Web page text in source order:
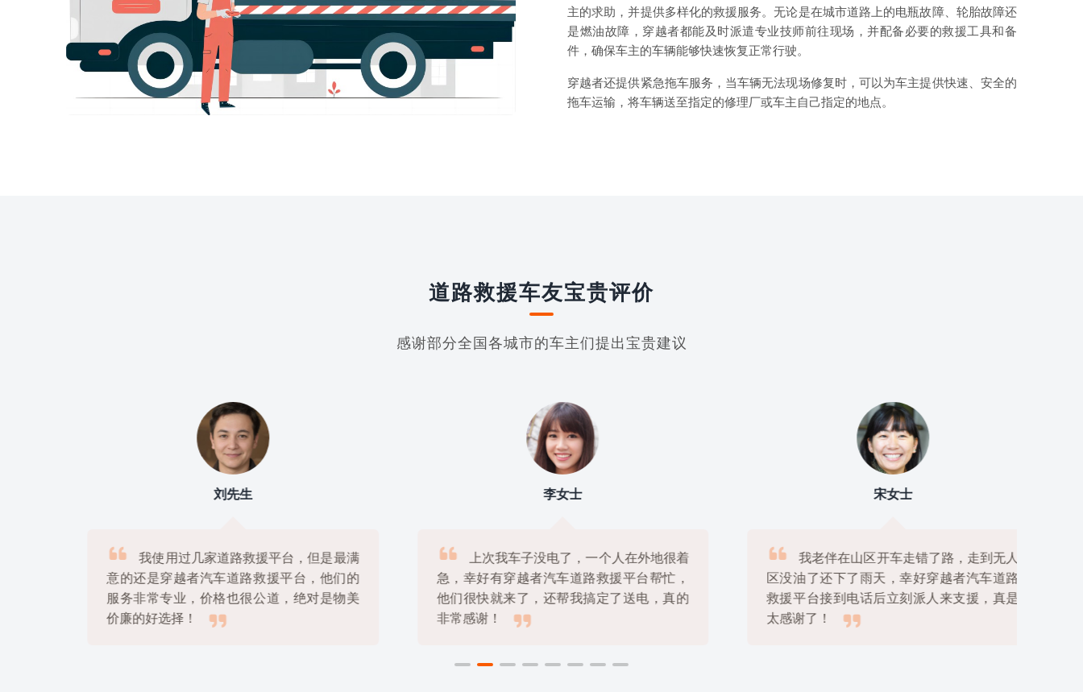
主的求助，并提供多样化的救援服务。无论是在城市道路上的电瓶故障、轮胎故障还
是燃油故障，穿越者都能及时派遣专业技师前往现场，并配备必要的救援工具和备
件，确保车主的车辆能够快速恢复正常行驶。
穿越者还提供紧急拖车服务，当车辆无法现场修复时，可以为车主提供快速、安全的
拖车运输，将车辆送至指定的修理厂或车主自己指定的地点。
道路救援车友宝贵评价
感谢部分全国各城市的车主们提出宝贵建议
刘先生
我使用过几家道路救援平台，但是最满
意的还是穿越者汽车道路救援平台，他们的
服务非常专业，价格也很公道，绝对是物美
价廉的好选择！

李女士
上次我车子没电了，一个人在外地很着
急，幸好有穿越者汽车道路救援平台帮忙，
他们很快就来了，还帮我搞定了送电，真的
非常感谢！

宋女士
我老伴在山区开车走错了路，走到无人
区没油了还下了雨天，幸好穿越者汽车道路
救援平台接到电话后立刻派人来支援，真是
太感谢了！
